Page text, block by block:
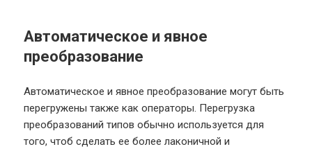
Автоматическое и явное
преобразование
Автоматическое и явное преобразование могут быть
перегружены также как операторы. Перегрузка
преобразований типов обычно используется для
того, чтоб сделать ее более лаконичной и